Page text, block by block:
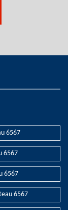
6567
6567
6567
6567